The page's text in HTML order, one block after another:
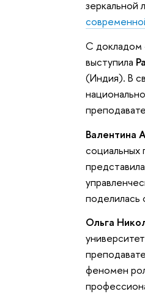
зеркальной
С докладом
выступила
(Индия). В
Валентина
социальных
поделилась
Ольга
феномен